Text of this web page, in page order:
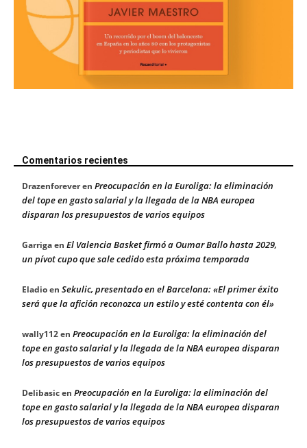
Comentarios recientes
Drazenforeveren Preocupación en la Euroliga: la eliminación
del tope en gasto salarial y la llegada de la NBA europea
disparan los presupuestos de varios equipos
Garrigaen El Valencia Basket firmó a Oumar Ballo hasta 2029,
un pívot cupo que sale cedido esta próxima temporada
Eladioen Sekulic, presentado en el Barcelona: «El primer éxito
será que la afición reconozca un estilo y esté contenta con él»
wally112en Preocupación en la Euroliga: la eliminación del
tope en gasto salarial y la llegada de la NBA europea disparan
los presupuestos de varios equipos
Delibasicen Preocupación en la Euroliga: la eliminación del
tope en gasto salarial y la llegada de la NBA europea disparan
los presupuestos de varios equipos